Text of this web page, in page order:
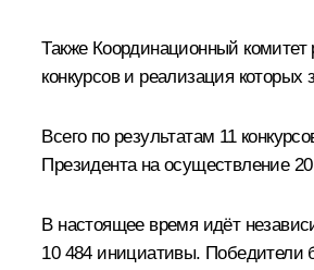
Также Координационный комитет
конкурсови реализация которых
Всего по результатам 11
Президента на осуществление
В настоящее время идёт
10 484 инициативы. Победители